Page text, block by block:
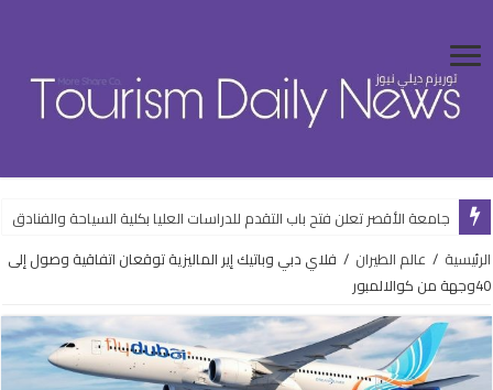
جامعة الأقصر تعلن فتح باب التقدم للدراسات العليا بكلية السياحة والفنادق
الرئيسية / عالم الطيران / فلاي دبي وباتيك إير الماليزية توقعان اتفاقية وصول إلى
40وجهة من كوالالمبور